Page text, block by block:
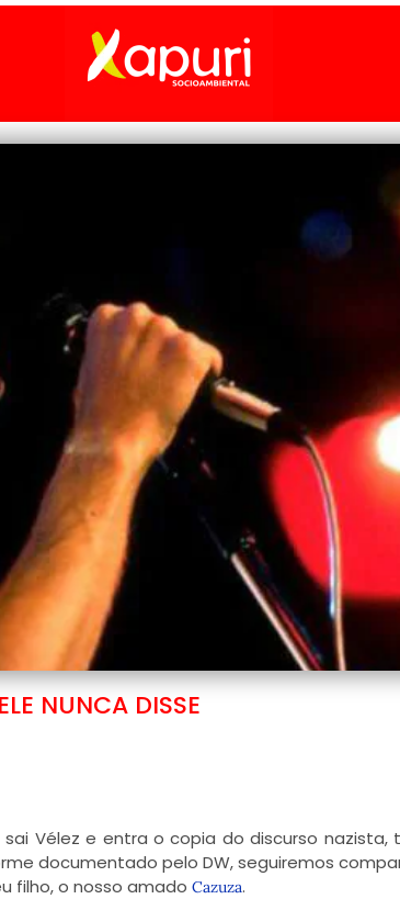
NUNCA DISSE
Vélez e entra o copia do discurso nazista,
documentado pelo DW, seguiremos
filho, o nosso amado Cazuza.